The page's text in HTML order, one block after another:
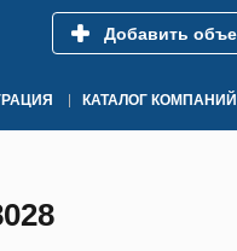
Добавить
КАТАЛОГ КОМПАНИЙ